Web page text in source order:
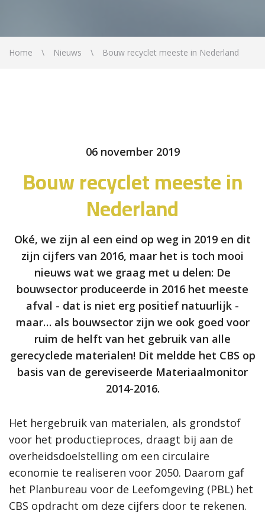
Home Nieuws Bouw recyclet meeste in Nederland
06 november 2019
Bouw recyclet meeste in
Nederland
Oké, we zijn al een eind op weg in 2019 en dit
zijn cijfers van 2016, maar het is toch mooi
nieuws wat we graag met u delen: De
bouwsector produceerde in 2016 het meeste
afval - dat is niet erg positief natuurlijk -
maar… als bouwsector zijn we ook goed voor
ruim de helft van het gebruik van alle
gerecyclede materialen! Dit meldde het CBS op
basis van de gereviseerde Materiaalmonitor
2014-2016.
Het hergebruik van materialen, als grondstof
voor het productieproces, draagt bij aan de
overheidsdoelstelling om een circulaire
economie te realiseren voor 2050. Daarom gaf
het Planbureau voor de Leefomgeving (PBL) het
CBS opdracht om deze cijfers door te rekenen.